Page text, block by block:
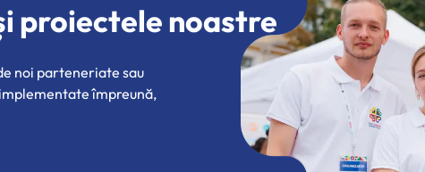
proiectele noastre
noi parteneriate sau
împreună,